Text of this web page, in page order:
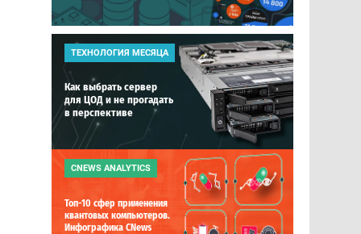
ТЕХНОЛОГИЯ МЕСЯЦА
Как выбрать сервер
для ЦОД и не прогадать
в перспективе
CNEWS ANALYTICS
Топ-10 сфер применения
квантовых компьютеров.
Инфографика CNews